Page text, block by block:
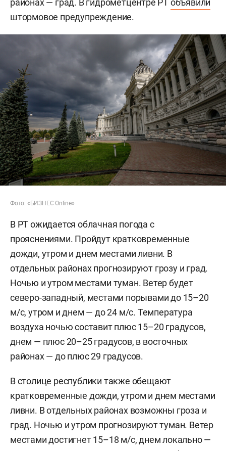
районах — град. В гидрометцентре РТобъявили
штормовое предупреждение.
Фото: «БИЗНЕС Online»
В РТ ожидается облачная погода с
прояснениями. Пройдут кратковременные
дожди, утром и днем местами ливни. В
отдельных районах прогнозируют грозу и град.
Ночью и утром местами туман. Ветер будет
северо-западный, местами порывами до 15–20
м/c, утром и днем — до 24 м/с. Температура
воздуха ночью составит плюс 15–20 градусов,
днем — плюс 20–25 градусов, в восточных
районах — до плюс 29 градусов.
В столице республики также обещают
кратковременные дожди, утром и днем местами
ливни. В отдельных районах возможны гроза и
град. Ночью и утром прогнозируют туман. Ветер
местами достигнет 15–18 м/с, днем локально —